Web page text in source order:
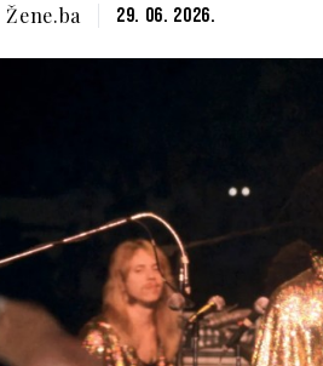
Žene.ba 29. 06. 2026.